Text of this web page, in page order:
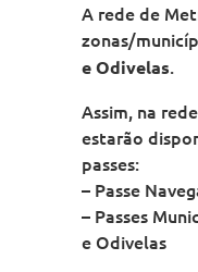
A rede de
zonas/
e Odivelas.
Assim, na
estarão
passes:
– Passe
– Passes
e Odivelas